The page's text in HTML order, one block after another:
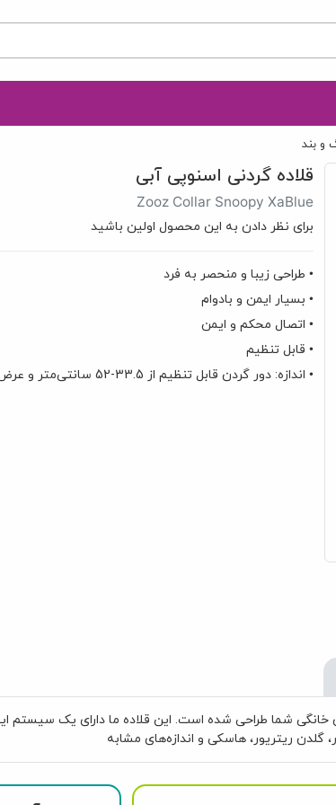
و بند
قلاده گردنی اسنوپی آبی
Zooz Collar Snoopy XaBlue
برای نظر دادن به این محصول اولین باشید
• طراحی زیبا و منحصر به فرد
• بسیار ایمن و بادوام
• اتصال محکم و ایمن
• قابل تنظیم
• اندازه: دور گردن قابل تنظیم از 33.5-52 سانتی‌متر و عرض 2/5 سانتی‌متر